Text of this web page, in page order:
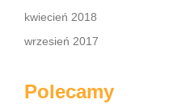
kwiecień 2018
wrzesień 2017
Polecamy